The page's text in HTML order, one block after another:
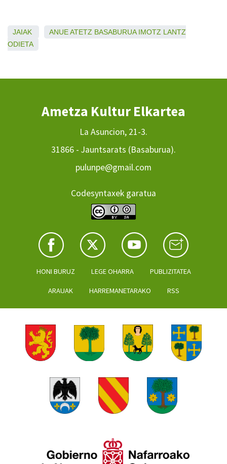
JAIAK ANUEATETZ BASABURUA IMOTZ LANTZ
ODIETA
Ametza Kultur Elkartea
La Asuncion, 21-3.
31866 - Jauntsarats (Basaburua).
pulunpe@gmail.com
Codesyntaxek garatua
HONI BURUZ LEGE OHARRA PUBLIZITATEA
ARAUAK HARREMANETARAKO RSS